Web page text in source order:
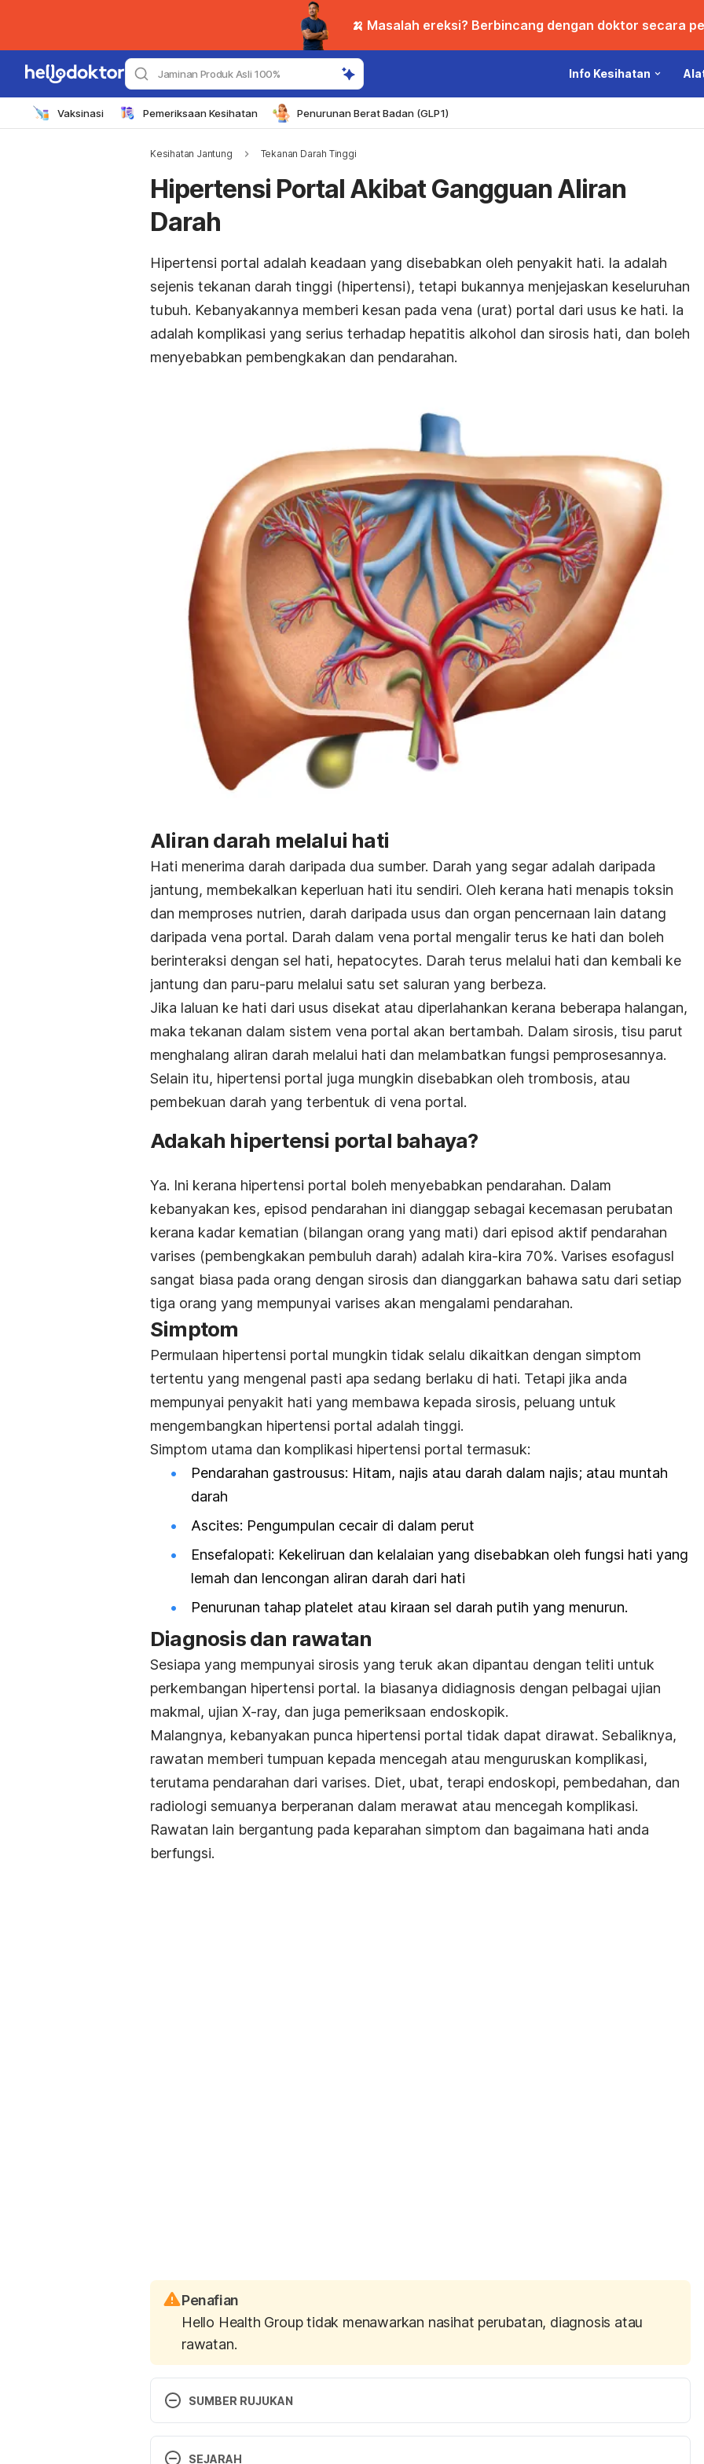
🍌 Masalah ereksi? Berbincang dengan doktor secara
Jaminan Produk Asli 100% Info Kesihatan
Vaksinasi Pemeriksaan Kesihatan Penurunan Berat Badan (GLP1)
Kesihatan Jantung Tekanan Darah Tinggi
Hipertensi Portal Akibat Gangguan Aliran
Darah
Hipertensi portal adalah keadaan yang disebabkan oleh penyakit hati. Ia adalah
sejenis tekanan darah tinggi (hipertensi), tetapi bukannya menjejaskan keseluruhan
tubuh. Kebanyakannya memberi kesan pada vena (urat) portal dari usus ke hati. Ia
adalah komplikasi yang serius terhadap hepatitis alkohol dan sirosis hati, dan boleh
menyebabkan pembengkakan dan pendarahan.
Aliran darah melalui hati
Hati menerima darah daripada dua sumber. Darah yang segar adalah daripada
jantung, membekalkan keperluan hati itu sendiri. Oleh kerana hati menapis toksin
dan memproses nutrien, darah daripada usus dan organ pencernaan lain datang
daripada vena portal. Darah dalam vena portal mengalir terus ke hati dan boleh
berinteraksi dengan sel hati, hepatocytes. Darah terus melalui hati dan kembali ke
jantung dan paru-paru melalui satu set saluran yang berbeza.
Jika laluan ke hati dari usus disekat atau diperlahankan kerana beberapa halangan,
maka tekanan dalam sistem vena portal akan bertambah. Dalam sirosis, tisu parut
menghalang aliran darah melalui hati dan melambatkan fungsi pemprosesannya.
Selain itu, hipertensi portal juga mungkin disebabkan oleh trombosis, atau
pembekuan darah yang terbentuk di vena portal.
Adakah hipertensi portal bahaya?
Ya. Ini kerana hipertensi portal boleh menyebabkan pendarahan. Dalam
kebanyakan kes, episod pendarahan ini dianggap sebagai kecemasan perubatan
kerana kadar kematian (bilangan orang yang mati) dari episod aktif pendarahan
varises (pembengkakan pembuluh darah) adalah kira-kira 70%. Varises esofagusl
sangat biasa pada orang dengan sirosis dan dianggarkan bahawa satu dari setiap
tiga orang yang mempunyai varises akan mengalami pendarahan.
Simptom
Permulaan hipertensi portal mungkin tidak selalu dikaitkan dengan simptom
tertentu yang mengenal pasti apa sedang berlaku di hati. Tetapi jika anda
mempunyai penyakit hati yang membawa kepada sirosis, peluang untuk
mengembangkan hipertensi portal adalah tinggi.
Simptom utama dan komplikasi hipertensi portal termasuk:
Pendarahan gastrousus: Hitam, najis atau darah dalam najis; atau muntah
darah
Ascites: Pengumpulan cecair di dalam perut
Ensefalopati: Kekeliruan dan kelalaian yang disebabkan oleh fungsi hati yang
lemah dan lencongan aliran darah dari hati
Penurunan tahap platelet atau kiraan sel darah putih yang menurun.
Diagnosis dan rawatan
Sesiapa yang mempunyai sirosis yang teruk akan dipantau dengan teliti untuk
perkembangan hipertensi portal. Ia biasanya didiagnosis dengan pelbagai ujian
makmal, ujian X-ray, dan juga pemeriksaan endoskopik.
Malangnya, kebanyakan punca hipertensi portal tidak dapat dirawat. Sebaliknya,
rawatan memberi tumpuan kepada mencegah atau menguruskan komplikasi,
terutama pendarahan dari varises. Diet, ubat, terapi endoskopi, pembedahan, dan
radiologi semuanya berperanan dalam merawat atau mencegah komplikasi.
Rawatan lain bergantung pada keparahan simptom dan bagaimana hati anda
berfungsi.
Penafian
Hello Health Group tidak menawarkan nasihat perubatan, diagnosis atau
rawatan.
SUMBER RUJUKAN
What Is Portal Hypertension? https://www.verywellhealth.com/what-is-portal-
hypertension-1759892
SEJARAH